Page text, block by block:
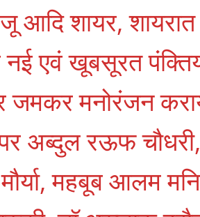
आदि शायर,
एवं खूबसूरत
जमकर मनोरंजन
अब्दुल रऊफ
महबूब आलम